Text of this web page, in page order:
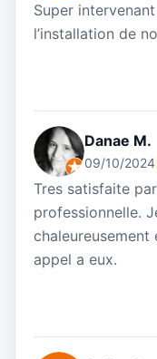
Super
l’installation de
Danae M.
09/10/2024
Tres satisfaite
professionnelle.
appel a eux.